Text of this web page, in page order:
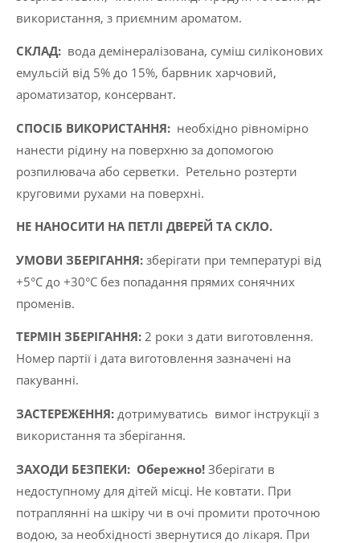
кількість
використання, з приємним ароматом.
CКЛАД: вода демінералізована, суміш силіконових
емульсій від 5% до 15%, барвник харчовий,
ароматизатор, консервант.
СПОСІБ ВИКОРИСТАННЯ: необхідно рівномірно
нанести рідину на поверхню за допомогою
розпилювача або серветки. Ретельно розтерти
круговими рухами на поверхні.
НЕ НАНОСИТИ НА ПЕТЛІ ДВЕРЕЙ ТА СКЛО.
УМОВИ ЗБЕРІГАННЯ: зберігати при температурі від
+5°C до +30°C без попадання прямих сонячних
променів.
ТЕРМІН ЗБЕРІГАННЯ: 2 роки з дати виготовлення.
Номер партії і дата виготовлення зазначені на
пакуванні.
ЗАСТЕРЕЖЕННЯ: дотримуватись вимог інструкції з
використання та зберігання.
ЗАХОДИ БЕЗПЕКИ: Обережно! Зберігати в
недоступному для дітей місці. Не ковтати. При
потраплянні на шкіру чи в очі промити проточною
водою, за необхідності звернутися до лікаря. При